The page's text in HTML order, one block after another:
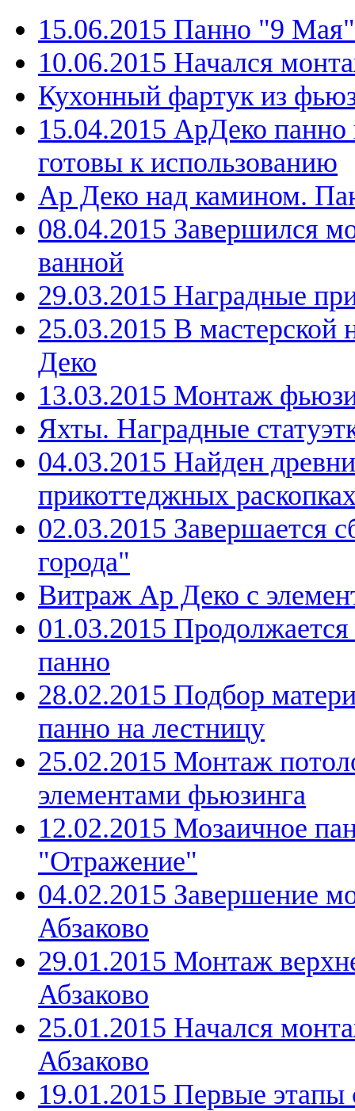
15.06.2015 Панно "9
10.06.2015 Начался
Кухонный фартук из
15.04.2015 АрДеко
готовы к использованию
Ар Деко над камином.
08.04.2015 Завершился
ванной
29.03.2015 Наградные
25.03.2015 В мастерской
Деко
13.03.2015 Монтаж
Яхты. Наградные
04.03.2015 Найден
прикоттеджных
02.03.2015 Завершается
города"
Витраж Ар Деко с
01.03.2015
панно
28.02.2015 Подбор
панно на лестницу
25.02.2015 Монтаж
элементами фьюзинга
12.02.2015 Мозаичное
"Отражение"
04.02.2015 Завершение
Абзаково
29.01.2015 Монтаж
Абзаково
25.01.2015 Начался
Абзаково
19.01.2015 Первые